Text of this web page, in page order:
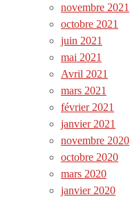
novembre 2021
octobre 2021
juin 2021
mai 2021
Avril 2021
mars 2021
février 2021
janvier 2021
novembre 2020
octobre 2020
mars 2020
janvier 2020